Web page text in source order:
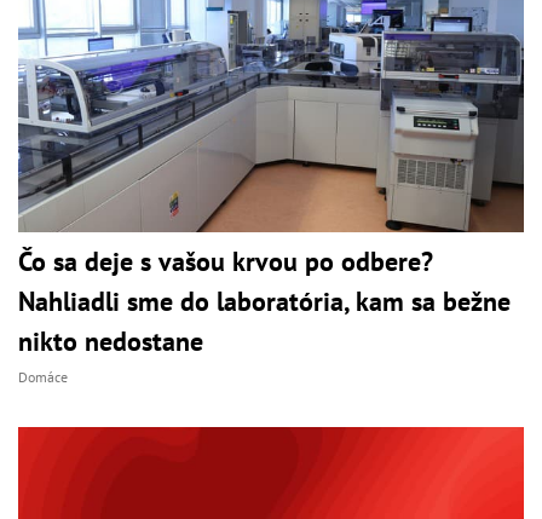
Čo sa deje s vašou krvou po odbere?
Nahliadli sme do laboratória, kam sa bežne
nikto nedostane
Domáce